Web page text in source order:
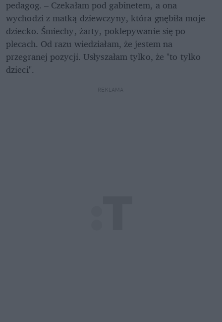
pedagog. – Czekałam pod gabinetem, a ona
wychodzi z matką dziewczyny, która gnębiła moje
dziecko. Śmiechy, żarty, poklepywanie się po
plecach. Od razu wiedziałam, że jestem na
przegranej pozycji. Usłyszałam tylko, że "to tylko
dzieci".
REKLAMA